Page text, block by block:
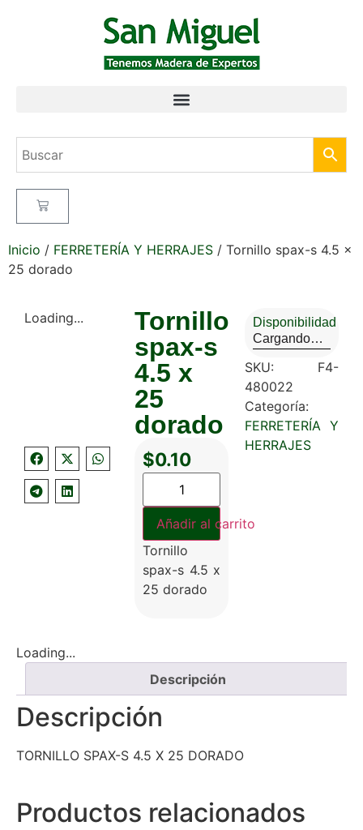
Inicio / FERRETERÍA Y HERRAJES / Tornillo spax-s 4.5 x
25 dorado
Loading...
Tornillo
spax-s
4.5 x
25
dorado
$0.10
Añadir al carrito
Tornillo
spax-s 4.5 x
25 dorado
Disponibilidad
Cargando…
SKU: F4-
480022
Categoría:
FERRETERÍA Y
HERRAJES
Loading...
Descripción
Descripción
TORNILLO SPAX-S 4.5 X 25 DORADO
Productos relacionados